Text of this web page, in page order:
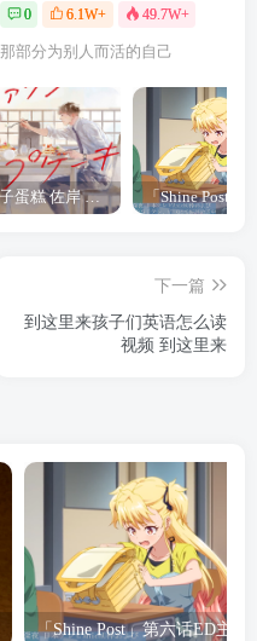
0 6.1W+ 49.7W+
部分为别人而活的自己
经典杯子蛋糕 佐岸 漫画「经典杯子蛋糕」宣布真人日剧化
下一篇
到这里来孩子们英语怎么读
视频 到这里来